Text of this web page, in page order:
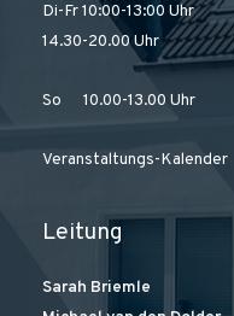
Di-Fr 10:00-13:00 Uhr
14.30-20.00 Uhr
So 10.00-13.00 Uhr
Veranstaltungs-Kalender
Leitung
Sarah Briemle